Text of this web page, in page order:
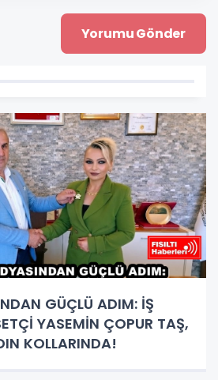
GÜÇLÜ ADIM: İŞ
YASEMİN ÇOPUR TAŞ,
KOLLARINDA!